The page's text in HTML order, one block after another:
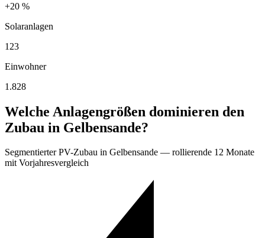
+20 %
Solaranlagen
123
Einwohner
1.828
Welche Anlagengrößen dominieren den
Zubau in Gelbensande?
Segmentierter PV-Zubau in Gelbensande — rollierende 12 Monate
mit Vorjahresvergleich